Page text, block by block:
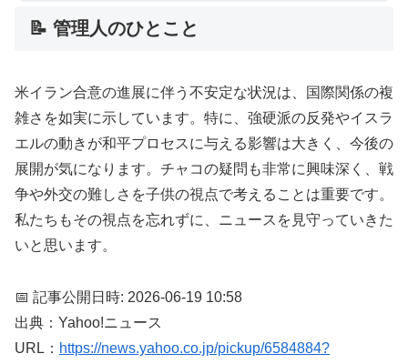
📝 管理人のひとこと
米イラン合意の進展に伴う不安定な状況は、国際関係の複
雑さを如実に示しています。特に、強硬派の反発やイスラ
エルの動きが和平プロセスに与える影響は大きく、今後の
展開が気になります。チャコの疑問も非常に興味深く、戦
争や外交の難しさを子供の視点で考えることは重要です。
私たちもその視点を忘れずに、ニュースを見守っていきた
いと思います。
📅 記事公開日時: 2026-06-19 10:58
出典：Yahoo!ニュース
URL： https://news.yahoo.co.jp/pickup/6584884?